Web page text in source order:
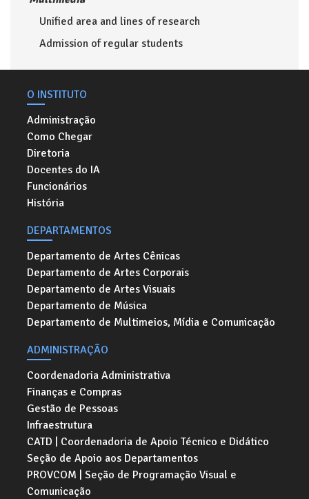
Unified area and lines of research
Admission of regular students
O INSTITUTO
Administração
Como Chegar
Diretoria
Docentes do IA
Funcionários
História
DEPARTAMENTOS
Departamento de Artes Cênicas
Departamento de Artes Corporais
Departamento de Artes Visuais
Departamento de Música
Departamento de Multimeios, Mídia e Comunicação
ADMINISTRAÇÃO
Coordenadoria Administrativa
Finanças e Compras
Gestão de Pessoas
Infraestrutura
CATD | Coordenadoria de Apoio Técnico e Didático
Seção de Apoio aos Departamentos
PROVCOM | Seção de Programação Visual e
Comunicação